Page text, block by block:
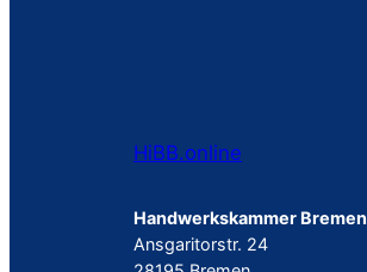
HiBB.online
Handwerkskammer Bremen
Ansgaritorstr. 24